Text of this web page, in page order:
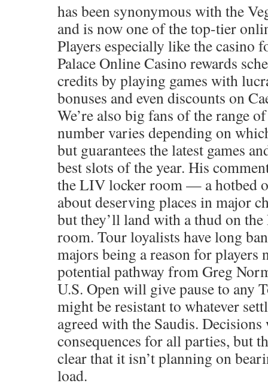
has been synonymous with the
and is now one of the top-tier
Players especially like the casino
Palace Online Casino rewards
credits by playing games with
bonuses and even discounts on
We’re also big fans of the range
number varies depending on
but guarantees the latest games
best slots of the year. His
the LIV locker room — a hotbed
about deserving places in major
but they’ll land with a thud on the
room. Tour loyalists have long
majors being a reason for
potential pathway from Greg
U.S. Open will give pause to any
might be resistant to whatever
agreed with the Saudis.
consequences for all parties, but
clear that it isn’t planning on
load.